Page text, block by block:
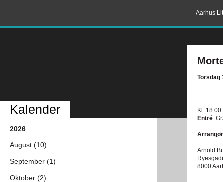
Aarhus
Torsdag
Kl. 18:00
Entré:
Arnold
8000
Kalender
2026
August (10)
September (1)
Oktober (2)